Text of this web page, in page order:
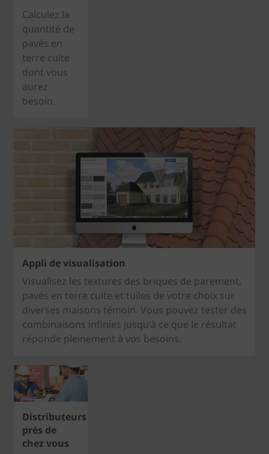
Calculez la
quantité de
pavés en
terre cuite
dont vous
aurez
besoin.
Appli de visualisation
Visualisez les textures des briques de parement,
pavés en terre cuite et tuiles de votre choix sur
diverses maisons témoin. Vous pouvez tester des
combinaisons infinies jusqu'à ce que le résultat
réponde pleinement à vos besoins.
Distributeurs
près de
chez vous